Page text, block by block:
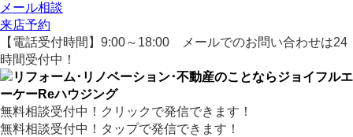
メール相談
来店予約
【電話受付時間】9:00～18:00
メールでのお問い合わせは24
時間受付中！
無料相談受付中！クリックで発信できます！
無料相談受付中！タップで発信できます！